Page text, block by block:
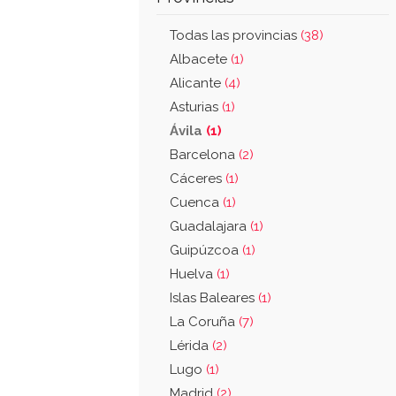
Todas las provincias (38)
Albacete (1)
Alicante (4)
Asturias (1)
Ávila (1)
Barcelona (2)
Cáceres (1)
Cuenca (1)
Guadalajara (1)
Guipúzcoa (1)
Huelva (1)
Islas Baleares (1)
La Coruña (7)
Lérida (2)
Lugo (1)